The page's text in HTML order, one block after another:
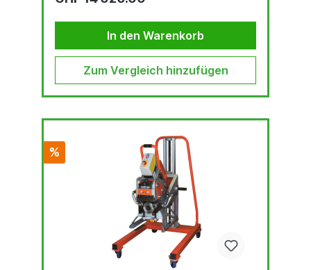
bearbeitender Materialien wie Hardox oder
Domex.Automatisches
Werkstückspannsystem.Stufenlos einstellbare
einstellbare
Maschinenvorschubgeschwindigkeit.2
eingebaute...
In den Warenkorb
Zum Vergleich hinzufügen
%